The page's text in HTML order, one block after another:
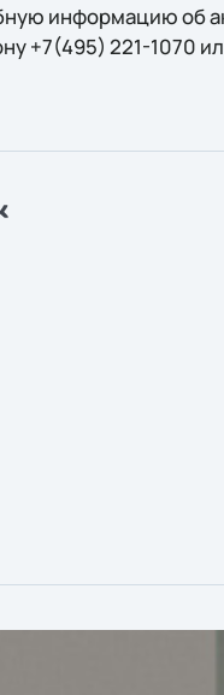
информацию об
+7(495) 221-1070